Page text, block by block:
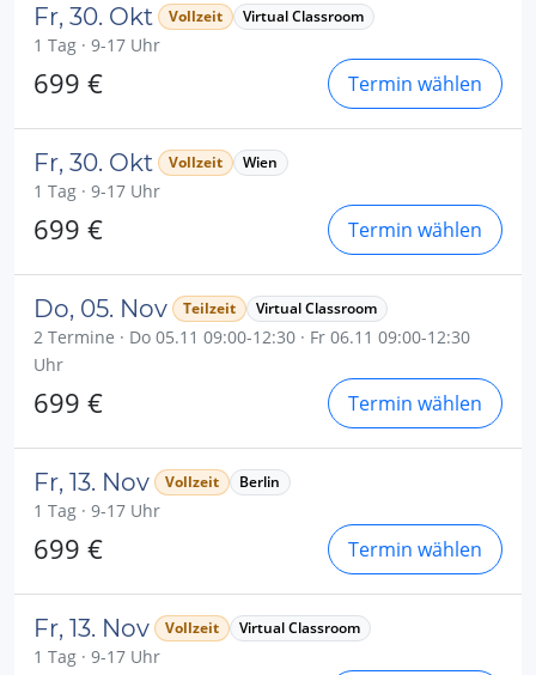
Fr, 30. Okt Vollzeit Virtual Classroom
1 Tag · 9-17 Uhr
699 € Termin wählen
Fr, 30. Okt Vollzeit Wien
1 Tag · 9-17 Uhr
699 € Termin wählen
Do, 05. Nov Teilzeit Virtual Classroom
2 Termine · Do 05.11 09:00-12:30 · Fr 06.11 09:00-12:30
Uhr
699 € Termin wählen
Fr, 13. Nov Vollzeit Berlin
1 Tag · 9-17 Uhr
699 € Termin wählen
Fr, 13. Nov Vollzeit Virtual Classroom
1 Tag · 9-17 Uhr